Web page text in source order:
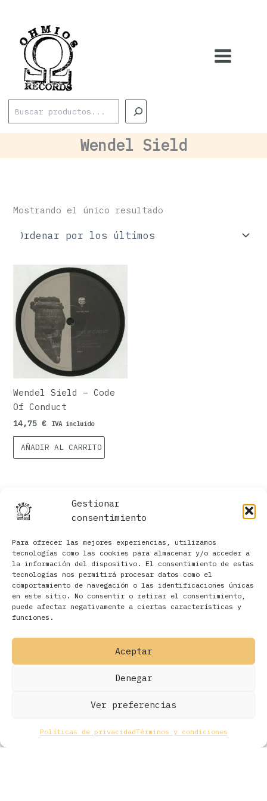
Gestionar
consentimiento
Para ofrecer las mejores experiencias, utilizamos
tecnologías como las cookies para almacenar y/o acceder a
la información del dispositivo. El consentimiento de estas
tecnologías nos permitirá procesar datos como el
comportamiento de navegación o las identificaciones únicas
en este sitio. No consentir o retirar el consentimiento,
puede afectar negativamente a ciertas características y
funciones.
Aceptar
Denegar
Ver preferencias
Políticas de privacidadTérminos y condiciones
contenido
Wendel Sield
Filtros
Mostrando el único resultado
Wendel Sield – Code
Of Conduct
14,75 € IVA incluido
AÑADIR AL CARRITO